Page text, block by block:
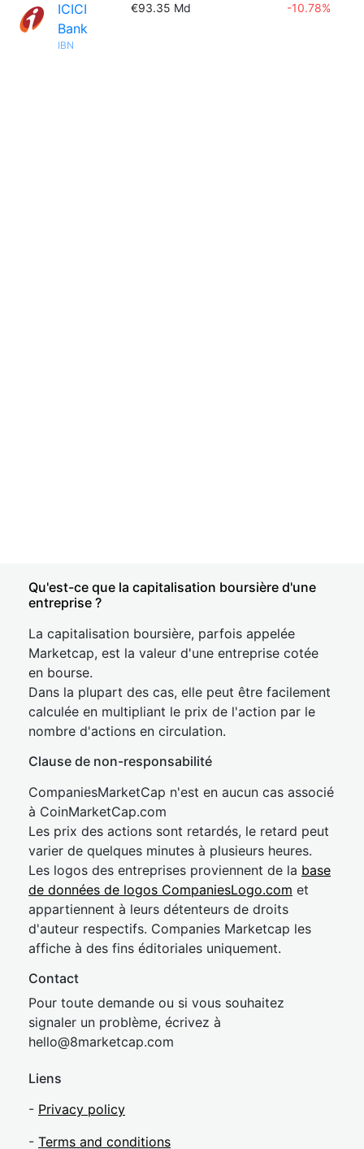
ICICI
Bank
IBN
€93.35 Md -10.78%
Qu'est-ce que la capitalisation boursière d'une
entreprise ?
La capitalisation boursière, parfois appelée
Marketcap, est la valeur d'une entreprise cotée
en bourse.
Dans la plupart des cas, elle peut être facilement
calculée en multipliant le prix de l'action par le
nombre d'actions en circulation.
Clause de non-responsabilité
CompaniesMarketCap n'est en aucun cas associé
à CoinMarketCap.com
Les prix des actions sont retardés, le retard peut
varier de quelques minutes à plusieurs heures.
Les logos des entreprises proviennent de la base
de données de logos CompaniesLogo.com et
appartiennent à leurs détenteurs de droits
d'auteur respectifs. Companies Marketcap les
affiche à des fins éditoriales uniquement.
Contact
Pour toute demande ou si vous souhaitez
signaler un problème, écrivez à
hello@8marketcap.com
Liens
- Privacy policy
- Terms and conditions